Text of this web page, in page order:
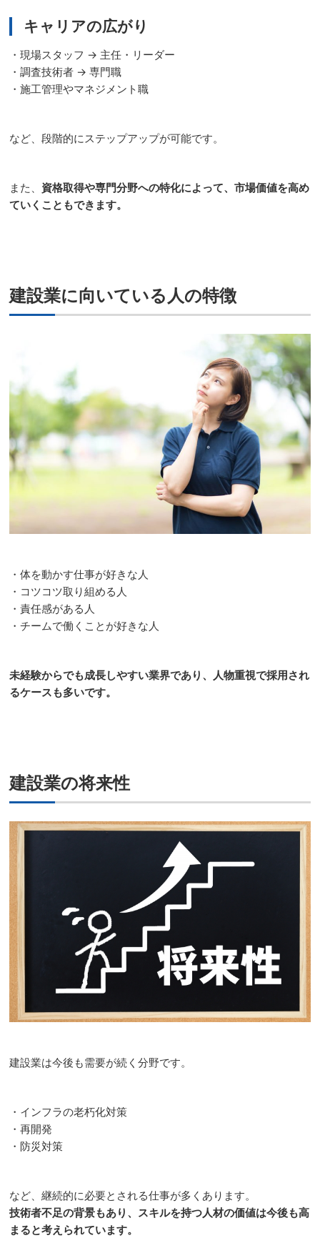
キャリアの広がり
・現場スタッフ → 主任・リーダー
・調査技術者 → 専門職
・施工管理やマネジメント職
など、段階的にステップアップが可能です。
また、 資格取得や専門分野への特化によって、市場価値を高め
ていくこともできます。
建設業に向いている人の特徴
・体を動かす仕事が好きな人
・コツコツ取り組める人
・責任感がある人
・チームで働くことが好きな人
未経験からでも成長しやすい業界であり、人物重視で採用され
るケースも多いです。
建設業の将来性
建設業は今後も需要が続く分野です。
・インフラの老朽化対策
・再開発
・防災対策
など、継続的に必要とされる仕事が多くあります。
技術者不足の背景もあり、スキルを持つ人材の価値は今後も高
まると考えられています。